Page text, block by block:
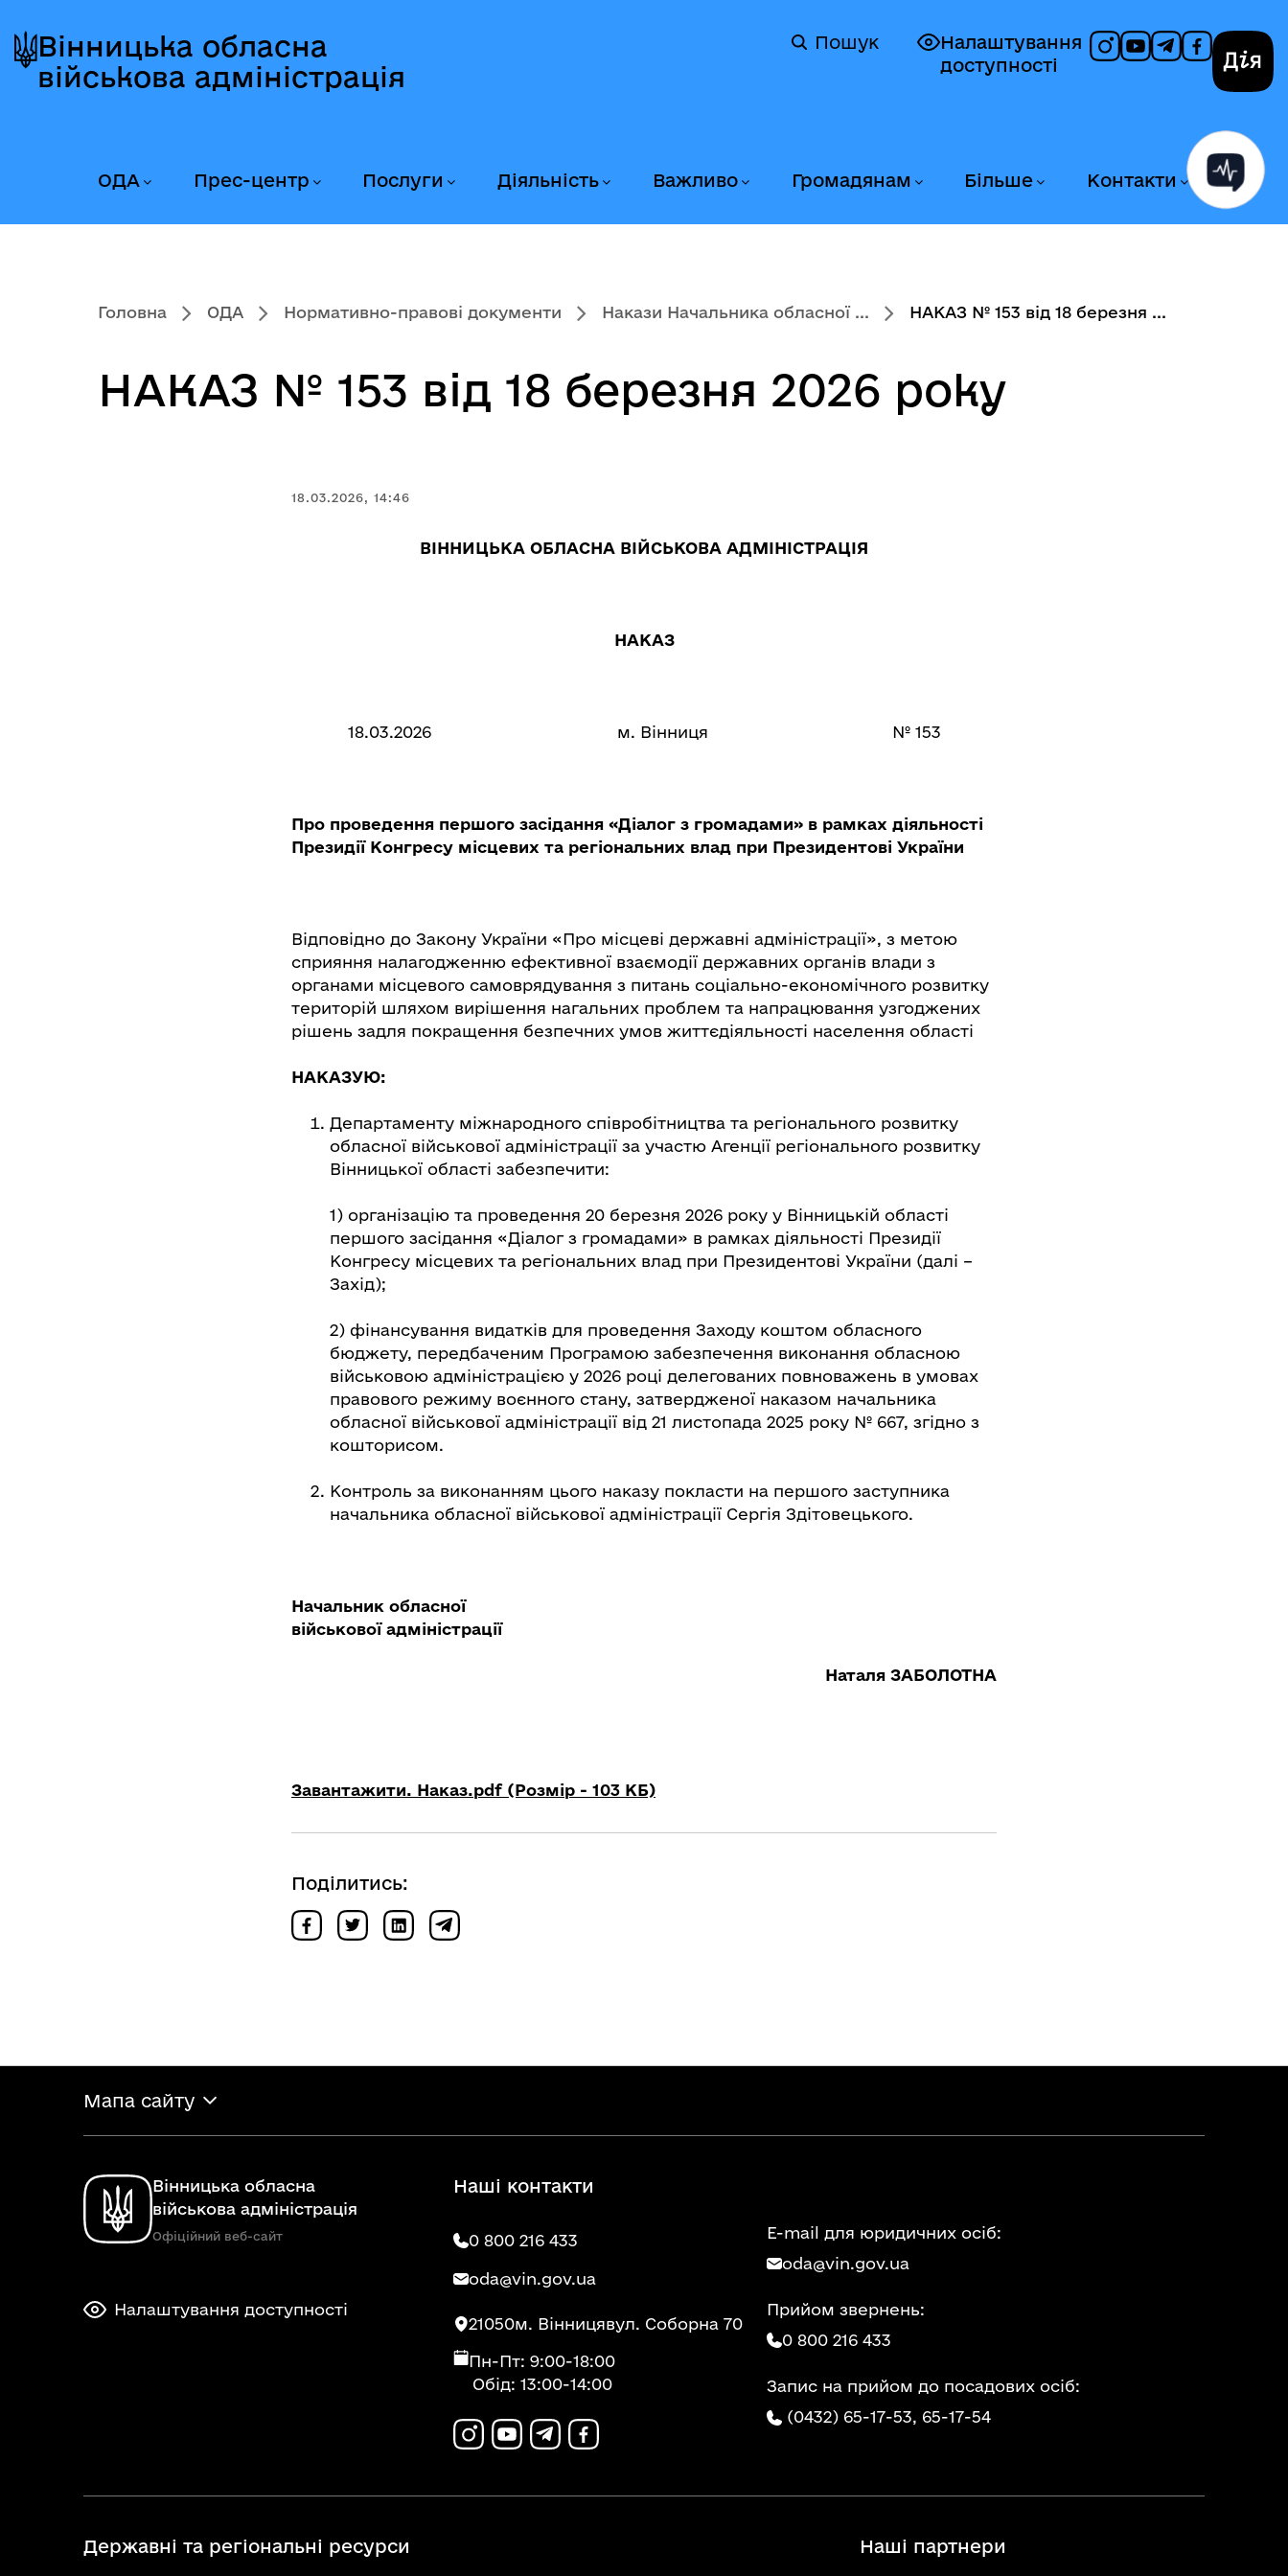
до
головного
до
головного
вмісту
до
головного
колонтитула
Вінницька обласна
військова адміністрація
Налаштування
доступності
Пошук
ОДА Прес-центр Послуги Діяльність Важливо Громадянам Більше Контакти
Головна ОДА Нормативно-правові документи Накази Начальника обласної ... НАКАЗ № 153 від 18 березня ...
НАКАЗ № 153 від 18 березня 2026 року
18.03.2026, 14:46
ВІННИЦЬКА ОБЛАСНА ВІЙСЬКОВА АДМІНІСТРАЦІЯ
НАКАЗ
18.03.2026 м. Вінниця № 153
Про проведення першого засідання «Діалог з громадами» в рамках діяльності
Президії Конгресу місцевих та регіональних влад при Президентові України
Відповідно до Закону України «Про місцеві державні адміністрації», з метою
сприяння налагодженню ефективної взаємодії державних органів влади з
органами місцевого самоврядування з питань соціально-економічного розвитку
територій шляхом вирішення нагальних проблем та напрацювання узгоджених
рішень задля покращення безпечних умов життєдіяльності населення області
НАКАЗУЮ:
Департаменту міжнародного співробітництва та регіонального розвитку
обласної військової адміністрації за участю Агенції регіонального розвитку
Вінницької області забезпечити:
1) організацію та проведення 20 березня 2026 року у Вінницькій області
першого засідання «Діалог з громадами» в рамках діяльності Президії
Конгресу місцевих та регіональних влад при Президентові України (далі –
Захід);
2) фінансування видатків для проведення Заходу коштом обласного
бюджету, передбаченим Програмою забезпечення виконання обласною
військовою адміністрацією у 2026 році делегованих повноважень в умовах
правового режиму воєнного стану, затвердженої наказом начальника
обласної військової адміністрації від 21 листопада 2025 року № 667, згідно з
кошторисом.
Контроль за виконанням цього наказу покласти на першого заступника
начальника обласної військової адміністрації Сергія Здітовецького.
Начальник обласної
військової адміністрації
Наталя ЗАБОЛОТНА
Завантажити. Наказ.pdf (Розмір - 103 КБ)
Поділитись:
Мапа сайту
Вінницька обласна
військова адміністрація
Офіційний веб-сайт
Налаштування доступності
Наші контакти
0 800 216 433
oda@vin.gov.ua
21050м. Вінницявул. Соборна 70
Пн-Пт: 9:00-18:00
Обід: 13:00-14:00
E-mail для юридичних осіб:
oda@vin.gov.ua
Прийом звернень:
0 800 216 433
Запис на прийом до посадових осіб:
(0432) 65-17-53, 65-17-54
Державні та регіональні ресурси Наші партнери